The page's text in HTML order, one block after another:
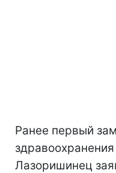
Ранее первый
Лазоришинец